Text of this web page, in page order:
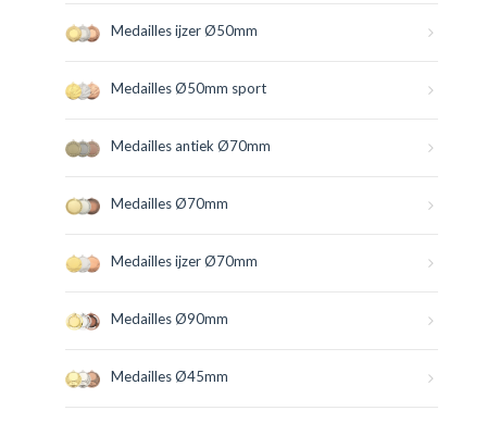
Medailles ijzer Ø50mm
Medailles Ø50mm sport
Medailles antiek Ø70mm
Medailles Ø70mm
Medailles ijzer Ø70mm
Medailles Ø90mm
Medailles Ø45mm